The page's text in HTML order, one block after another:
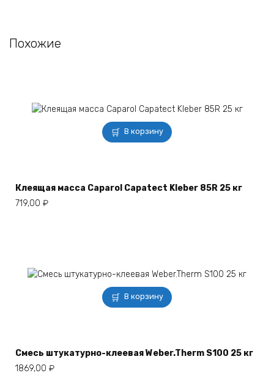
Похожие
В корзину
Клеящая масса Caparol Capatect Kleber 85R 25 кг
719,00 ₽
В корзину
Смесь штукатурно-клеевая Weber.Therm S100 25 кг
1869,00 ₽